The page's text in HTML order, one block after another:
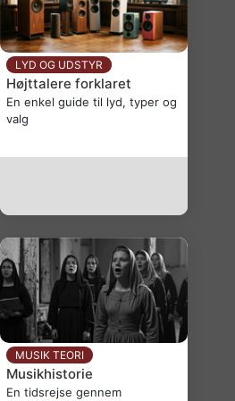
LYD OG UDSTYR
Højttalere forklaret
En enkel guide til lyd, typer og
valg
MUSIK TEORI
Musikhistorie
En tidsrejse gennem